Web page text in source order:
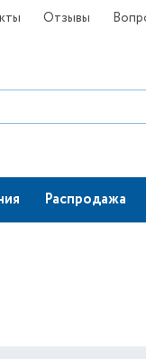
Отзывы
Распродажа